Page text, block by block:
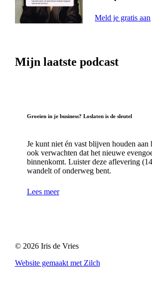
Meld je gratis aan
Mijn laatste podcast
Groeien in je business? Loslaten is de sleutel
Je kunt niet én vast blijven houden aan
ook verwachten dat het nieuwe
binnenkomt. Luister deze aflevering
wandelt of onderweg bent.
Lees meer
© 2026 Iris de Vries
Website gemaakt met Zilch